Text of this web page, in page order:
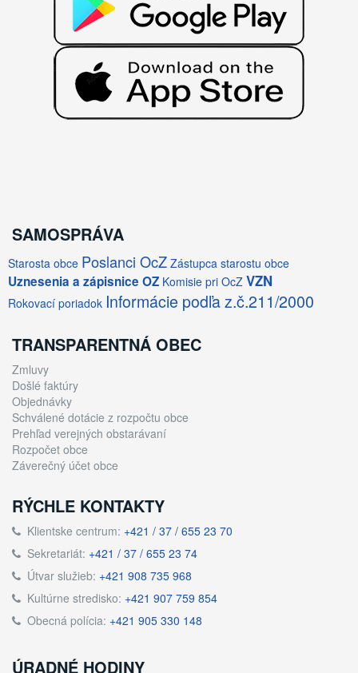
SAMOSPRÁVA
Starosta obce Poslanci OcZ Zástupca starostu obce
Uznesenia a zápisnice OZ Komisie pri OcZ VZN
Rokovací poriadok Informácie podľa z.č.211/2000
TRANSPARENTNÁ OBEC
Zmluvy
Došlé faktúry
Objednávky
Schválené dotácie z rozpočtu obce
Prehľad verejných obstarávaní
Rozpočet obce
Záverečný účet obce
RÝCHLE KONTAKTY
Klientske centrum: +421 / 37 / 655 23 70
Sekretariát: +421 / 37 / 655 23 74
Útvar služieb: +421 908 735 968
Kultúrne stredisko: +421 907 759 854
Obecná polícia: +421 905 330 148
ÚRADNÉ HODINY